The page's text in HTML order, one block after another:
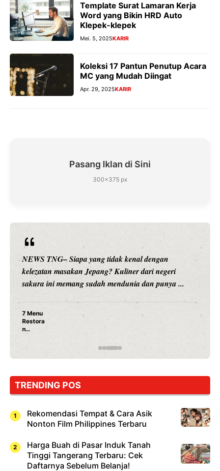
Template Surat Lamaran Kerja
Word yang Bikin HRD Auto
Klepek-klepek
Mei. 5, 2025KARIR
Koleksi 17 Pantun Penutup Acara
MC yang Mudah Diingat
Apr. 29, 2025KARIR
Pasang Iklan di Sini
300×375 px
NEWS TNG– Siapa sangka, dua nama besar di dunia
hiburan, Nunung Srimulat dan Vicky Prasetyo, kini
merambah dunia kuliner dengan ...
Nunung Srimulat & Vicky Prasetyo Buka Restoran
Rahasia Mami Bikin Nagih!
TRENDING POS
Rekomendasi Tempat & Cara Asik
Nonton Film Philippines Terbaru
Harga Buah di Pasar Induk Tanah
Tinggi Tangerang Terbaru: Cek
Daftarnya Sebelum Belanja!